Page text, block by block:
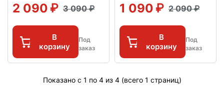
2 090 3 090
В
корзину
Под
заказ
1 090 2 090
В
корзину
Под
заказ
Показано с 1 по 4 из 4 (всего 1 страниц)